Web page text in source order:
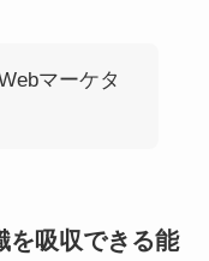
マーケタ
を吸収できる能